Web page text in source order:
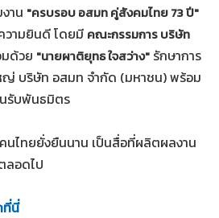
าน "ครบรอบ อสมท คู่สังคมไทย 73 ปี"
วามยินดี โดยมี คณะกรรมการ บริษัท
ด้วย "นายผาติยุทธ ใจสว่าง" รักษาการ
ญ่ บริษัท อสมท จำกัด (มหาชน) พร้อม
รับพันธมิตร
นไทยยั่งยืนนาน เป็นสื่อที่ผลิตผลงาน
อดไป
ที่นี่